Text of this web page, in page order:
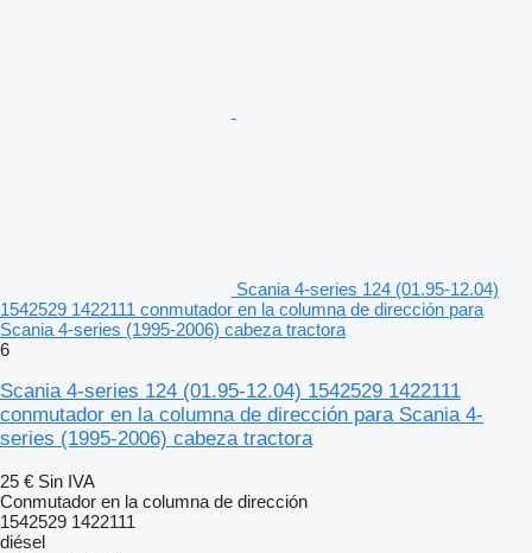
Scania 4-series 124 (01.95-12.04)
1542529 1422111 conmutador en la columna de dirección para
Scania 4-series (1995-2006) cabeza tractora
6
Scania 4-series 124 (01.95-12.04) 1542529 1422111
conmutador en la columna de dirección para Scania 4-
series (1995-2006) cabeza tractora
25 € Sin IVA
Conmutador en la columna de dirección
1542529 1422111
diésel